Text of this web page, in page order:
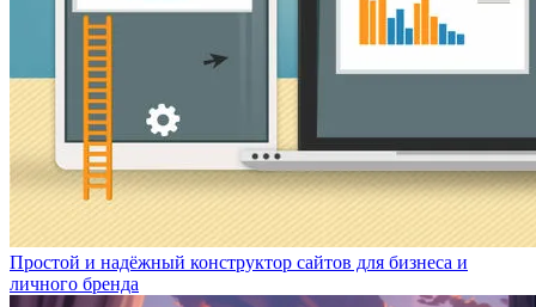
Простой и надёжный конструктор сайтов для бизнеса и
личного бренда